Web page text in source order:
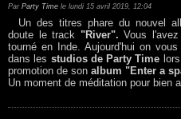
Par Party Time le lundi 15 avril 2019, 12:04
Un des titres phare du nouvel
doute le track "River". Vous
tourné en Inde. Aujourd'hui on
dans les studios de Party Time
promotion de son album "Enter a
Un moment de méditation pour bien